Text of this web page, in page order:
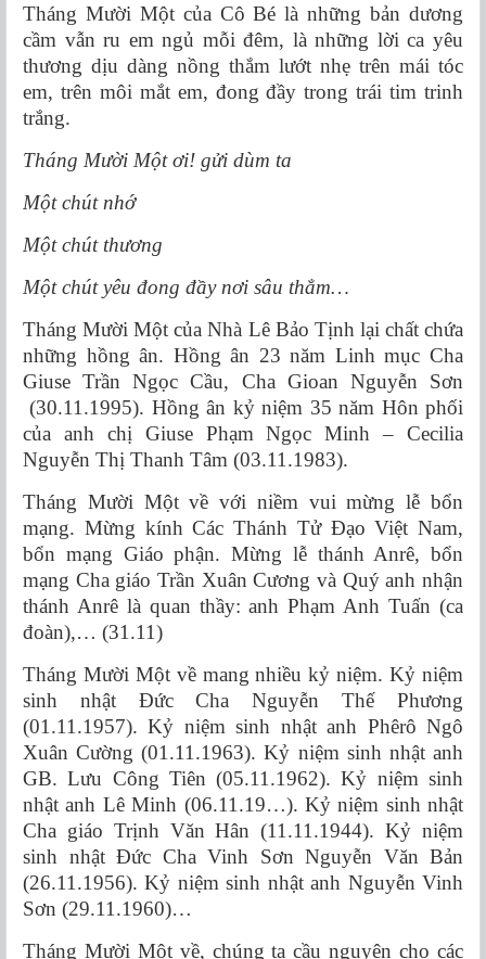
Tháng Mười Một của Cô Bé là những bản dương
cầm vẫn ru em ngủ mỗi đêm, là những lời ca yêu
thương dịu dàng nồng thắm lướt nhẹ trên mái tóc
em, trên môi mắt em, đong đầy trong trái tim trinh
trắng.
Tháng Mười Một ơi! gửi dùm ta
Một chút nhớ
Một chút thương
Một chút yêu đong đầy nơi sâu thẳm…
Tháng Mười Một của Nhà Lê Bảo Tịnh lại chất chứa
những hồng ân. Hồng ân 23 năm Linh mục Cha
Giuse Trần Ngọc Cầu, Cha Gioan Nguyễn Sơn
(30.11.1995). Hồng ân kỷ niệm 35 năm Hôn phối
của anh chị Giuse Phạm Ngọc Minh – Cecilia
Nguyễn Thị Thanh Tâm (03.11.1983).
Tháng Mười Một về với niềm vui mừng lễ bổn
mạng. Mừng kính Các Thánh Tử Đạo Việt Nam,
bổn mạng Giáo phận. Mừng lễ thánh Anrê, bổn
mạng Cha giáo Trần Xuân Cương và Quý anh nhận
thánh Anrê là quan thầy: anh Phạm Anh Tuấn (ca
đoàn),… (31.11)
Tháng Mười Một về mang nhiều kỷ niệm. Kỷ niệm
sinh nhật Đức Cha Nguyễn Thế Phương
(01.11.1957). Kỷ niệm sinh nhật anh Phêrô Ngô
Xuân Cường (01.11.1963). Kỷ niệm sinh nhật anh
GB. Lưu Công Tiên (05.11.1962). Kỷ niệm sinh
nhật anh Lê Minh (06.11.19…). Kỷ niệm sinh nhật
Cha giáo Trịnh Văn Hân (11.11.1944). Kỷ niệm
sinh nhật Đức Cha Vinh Sơn Nguyễn Văn Bản
(26.11.1956). Kỷ niệm sinh nhật anh Nguyễn Vinh
Sơn (29.11.1960)…
Tháng Mười Một về, chúng ta cầu nguyện cho các